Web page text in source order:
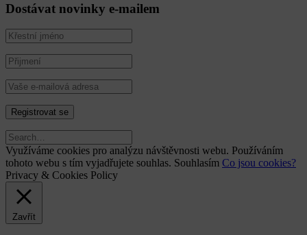
Dostávat novinky e-mailem
Využíváme cookies pro analýzu návštěvnosti webu. Používáním
tohoto webu s tím vyjadřujete souhlas. Souhlasím Co jsou cookies?
Privacy & Cookies Policy
Zavřít